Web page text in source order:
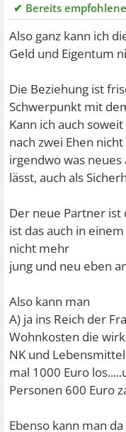
✔ Bereits
Also ganz kann ich
Geld und Eigentum
Die Beziehung ist
Schwerpunkt mit
Kann ich auch
nach zwei Ehen
irgendwo was
lässt, auch als
Der neue Partner ist
ist das auch in
nicht mehr
jung und neu eben
Also kann man
A) ja ins Reich der
Wohnkosten die
NK und
mal 1000 Euro
Personen 600 Euro
Ebenso kann man